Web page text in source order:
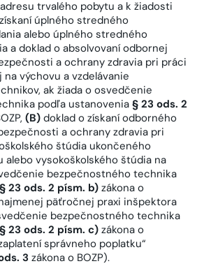
trvalého pobytu a k žiadosti
úplného stredného
alebo úplného stredného
a doklad o absolvovaní odbornej
a ochrany zdravia pri práci
výchovu a vzdelávanie
ak žiada o osvedčenie
podľa ustanovenia § 23 ods. 2
(B) doklad o získaní odborného
a ochrany zdravia pri
štúdia ukončeného
alebo vysokoškolského štúdia na
bezpečnostného technika
§ 23 ods. 2 písm. b) zákona o
päťročnej praxi inšpektora
bezpečnostného technika
§ 23 ods. 2 písm. c) zákona o
správneho poplatku“
3 zákona o BOZP).